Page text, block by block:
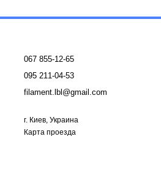
067 855-12-65
095 211-04-53
filament.lbl@gmail.com
г. Киев, Украина
Карта проезда